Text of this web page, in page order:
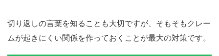
切り返しの言葉を知ることも大切ですが、そもそもクレー
ムが起きにくい関係を作っておくことが最大の対策です。